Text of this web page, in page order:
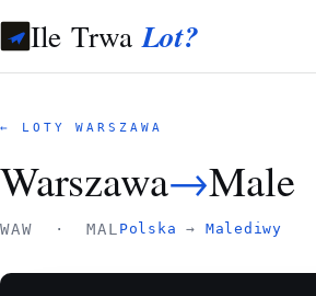
Ile TrwaLot?
← LOTY WARSZAWA
Warszawa→Male
WAW · MAL Polska → Malediwy